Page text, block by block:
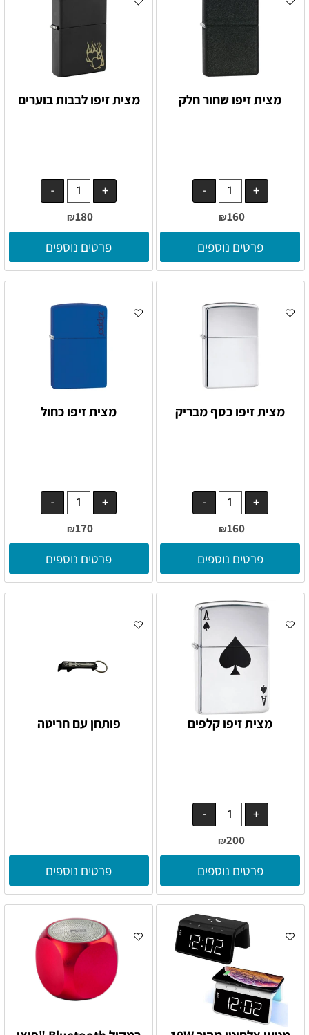
מצית זיפו שחור חלק
₪160
פרטים נוספים
מצית זיפו לבבות בוערים
₪180
פרטים נוספים
מצית זיפו כסף מבריק
₪160
פרטים נוספים
מצית זיפו כחול
₪170
פרטים נוספים
מצית זיפו קלפים
₪200
פרטים נוספים
פותחן עם חריטה
פרטים נוספים